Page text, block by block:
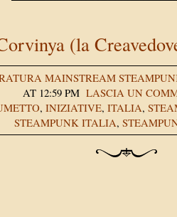
(la
MAINSTREAM
AT 12:59 PM LASCIA UN
, INIZIATIVE, ITALIA,
STEAMPUNK ITALIA,